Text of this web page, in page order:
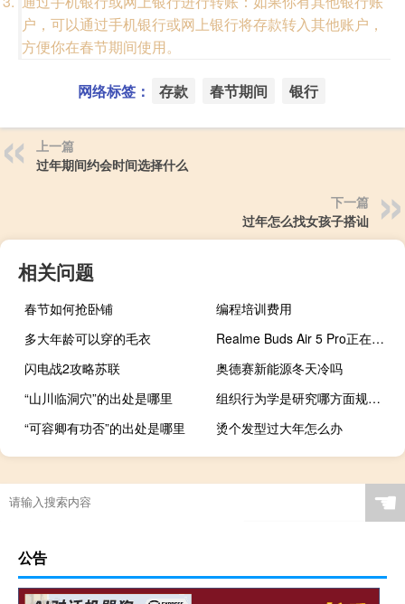
户，可以通过手机银行或网上银行将存款转入其他账户，
方便你在春节期间使用。
网络标签： 存款 春节期间 银行
上一篇
过年期间约会时间选择什么
下一篇
过年怎么找女孩子搭讪
相关问题
春节如何抢卧铺
编程培训费用
多大年龄可以穿的毛衣
Realme Buds Air 5 Pro正在制作中 这是它的外观
闪电战2攻略苏联
奥德赛新能源冬天冷吗
“山川临洞穴”的出处是哪里
组织行为学是研究哪方面规律性的科学
“可容卿有功否”的出处是哪里
烫个发型过大年怎么办
☚
公告